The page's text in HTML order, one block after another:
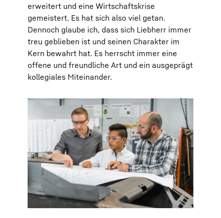
erweitert und eine Wirtschaftskrise
gemeistert. Es hat sich also viel getan.
Dennoch glaube ich, dass sich Liebherr immer
treu geblieben ist und seinen Charakter im
Kern bewahrt hat. Es herrscht immer eine
offene und freundliche Art und ein ausgeprägt
kollegiales Miteinander.